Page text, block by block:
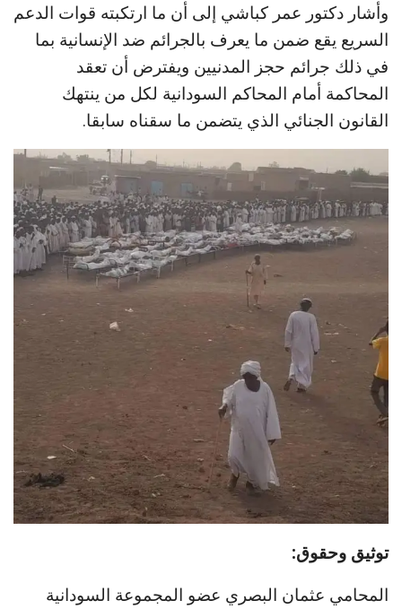
وأشار دكتور عمر كباشي إلى أن ما ارتكبته قوات الدعم
السريع يقع ضمن ما يعرف بالجرائم ضد الإنسانية بما
في ذلك جرائم حجز المدنيين ويفترض أن تعقد
المحاكمة أمام المحاكم السودانية لكل من ينتهك
القانون الجنائي الذي يتضمن ما سقناه سابقا.
توثيق وحقوق:
المحامي عثمان البصري عضو المجموعة السودانية